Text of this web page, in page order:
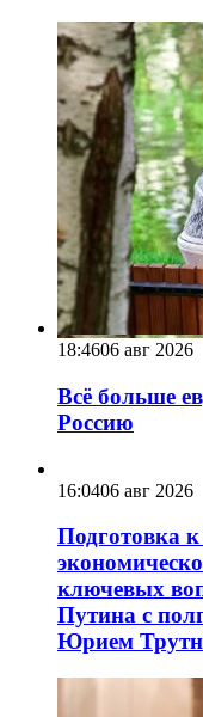
18:4606 авг 2026
Всё больше
Россию
16:0406 авг 2026
Подготовка
ключевых
Путина с
Юрием